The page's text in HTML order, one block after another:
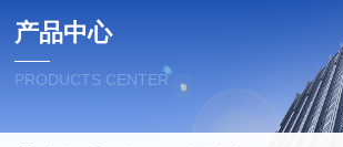
产品中心
PRODUCTS CENTER